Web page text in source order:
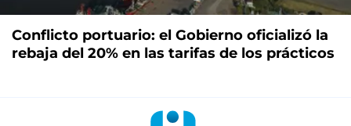
Conflicto portuario: el Gobierno oficializó la
rebaja del 20% en las tarifas de los prácticos